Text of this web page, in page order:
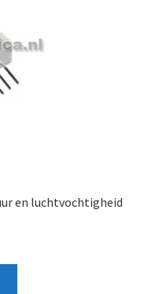
en luchtvochtigheid